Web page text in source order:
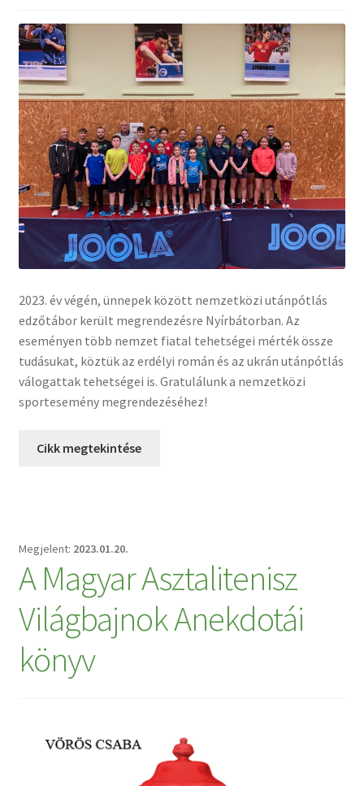
2023. év végén, ünnepek között nemzetközi utánpótlás
edzőtábor került megrendezésre Nyírbátorban. Az
eseményen több nemzet fiatal tehetségei mérték össze
tudásukat, köztük az erdélyi román és az ukrán utánpótlás
válogattak tehetségei is. Gratulálunk a nemzetközi
sportesemény megrendezéséhez!
Cikk megtekintése
2023.01.20.
A Magyar Asztalitenisz
Világbajnok Anekdotái
könyv